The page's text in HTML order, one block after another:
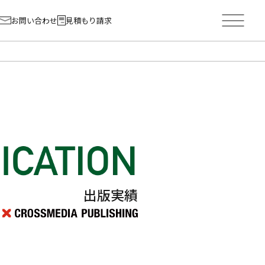
お問い合わせ 見積もり請求
出版実績